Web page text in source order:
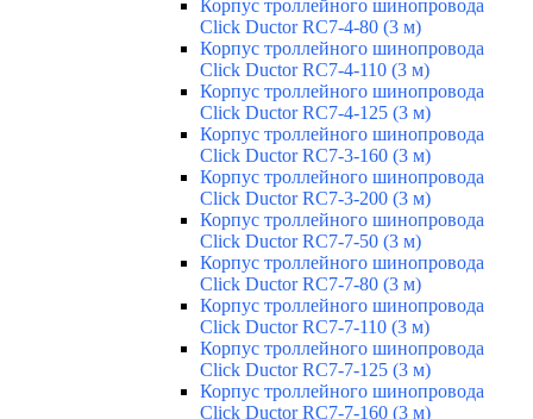
Корпус троллейного шинопровода
Click Ductor RC7-4-80 (3 м)
Корпус троллейного шинопровода
Click Ductor RC7-4-110 (3 м)
Корпус троллейного шинопровода
Click Ductor RC7-4-125 (3 м)
Корпус троллейного шинопровода
Click Ductor RC7-3-160 (3 м)
Корпус троллейного шинопровода
Click Ductor RC7-3-200 (3 м)
Корпус троллейного шинопровода
Click Ductor RC7-7-50 (3 м)
Корпус троллейного шинопровода
Click Ductor RC7-7-80 (3 м)
Корпус троллейного шинопровода
Click Ductor RC7-7-110 (3 м)
Корпус троллейного шинопровода
Click Ductor RC7-7-125 (3 м)
Корпус троллейного шинопровода
Click Ductor RC7-7-160 (3 м)